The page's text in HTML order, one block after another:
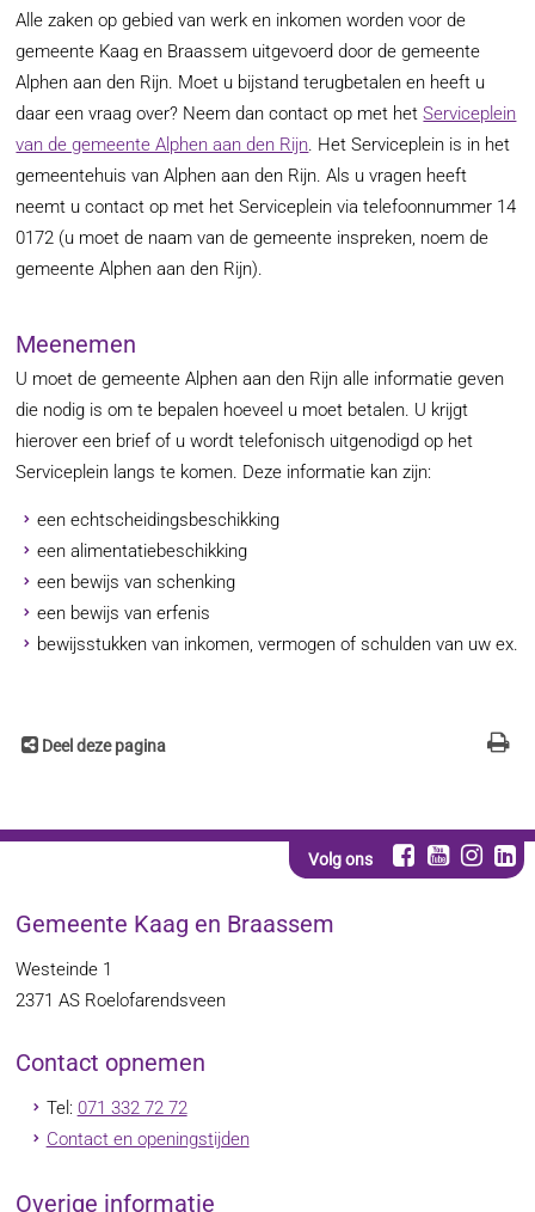
Alle zaken op gebied van werk en inkomen worden voor de
gemeente Kaag en Braassem uitgevoerd door de gemeente
Alphen aan den Rijn. Moet u bijstand terugbetalen en heeft u
daar een vraag over? Neem dan contact op met hetServiceplein
van de gemeente Alphen aan den Rijn. Het Serviceplein is in het
gemeentehuis van Alphen aan den Rijn. Als u vragen heeft
neemt u contact op met het Serviceplein via telefoonnummer 14
0172 (u moet de naam van de gemeente inspreken, noem de
gemeente Alphen aan den Rijn).
Meenemen
U moet de gemeente Alphen aan den Rijn alle informatie geven
die nodig is om te bepalen hoeveel u moet betalen. U krijgt
hierover een brief of u wordt telefonisch uitgenodigd op het
Serviceplein langs te komen. Deze informatie kan zijn:
een echtscheidingsbeschikking
een alimentatiebeschikking
een bewijs van schenking
een bewijs van erfenis
bewijsstukken van inkomen, vermogen of schulden van uw ex.
Deel deze pagina
Volg ons
Gemeente Kaag en Braassem
Westeinde 1
2371 AS Roelofarendsveen
Contact opnemen
Tel: 071 332 72 72
Contact en openingstijden
Overige informatie